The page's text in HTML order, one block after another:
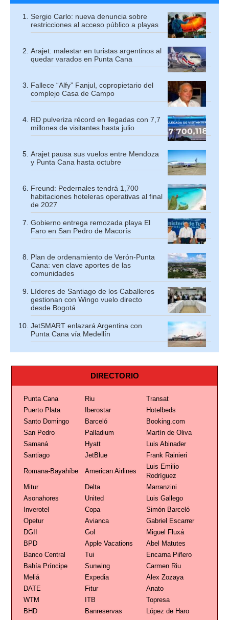
Sergio Carlo: nueva denuncia sobre
restricciones al acceso público a playas
Arajet: malestar en turistas argentinos al
quedar varados en Punta Cana
Fallece “Alfy” Fanjul, copropietario del
complejo Casa de Campo
RD pulveriza récord en llegadas con 7,7
millones de visitantes hasta julio
Arajet pausa sus vuelos entre Mendoza
y Punta Cana hasta octubre
Freund: Pedernales tendrá 1,700
habitaciones hoteleras operativas al final
de 2027
Gobierno entrega remozada playa El
Faro en San Pedro de Macorís
Plan de ordenamiento de Verón-Punta
Cana: ven clave aportes de las
comunidades
Líderes de Santiago de los Caballeros
gestionan con Wingo vuelo directo
desde Bogotá
JetSMART enlazará Argentina con
Punta Cana vía Medellín
DIRECTORIO
Punta Cana Riu
Transat
Puerto Plata
Iberostar
Hotelbeds
Santo Domingo
Barceló
Booking.com
San Pedro
Palladium
Martín de Oliva
Samaná
Hyatt
Luis Abinader
Santiago
JetBlue Frank Rainieri
Romana-Bayahíbe American Airlines
Luis Emilio
Rodríguez
Mitur
Delta
Marranzini
Asonahores
United
Luis Gallego
Inverotel
Copa
Simón Barceló
Opetur
Avianca
Gabriel Escarrer
DGII
Gol
Miguel Fluxá
BPD
Apple Vacations
Abel Matutes
Banco Central
Tui
Encarna Piñero
Bahía Príncipe
Sunwing
Carmen Riu
Meliá
Expedia
Alex Zozaya
DATE
Fitur
Anato
WTM
ITB
Topresa
BHD
Banreservas López de Haro